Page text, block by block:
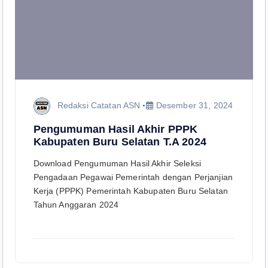
Redaksi Catatan ASN Desember 31, 2024
Pengumuman Hasil Akhir PPPK
Kabupaten Buru Selatan T.A 2024
Download Pengumuman Hasil Akhir Seleksi
Pengadaan Pegawai Pemerintah dengan Perjanjian
Kerja (PPPK) Pemerintah Kabupaten Buru Selatan
Tahun Anggaran 2024